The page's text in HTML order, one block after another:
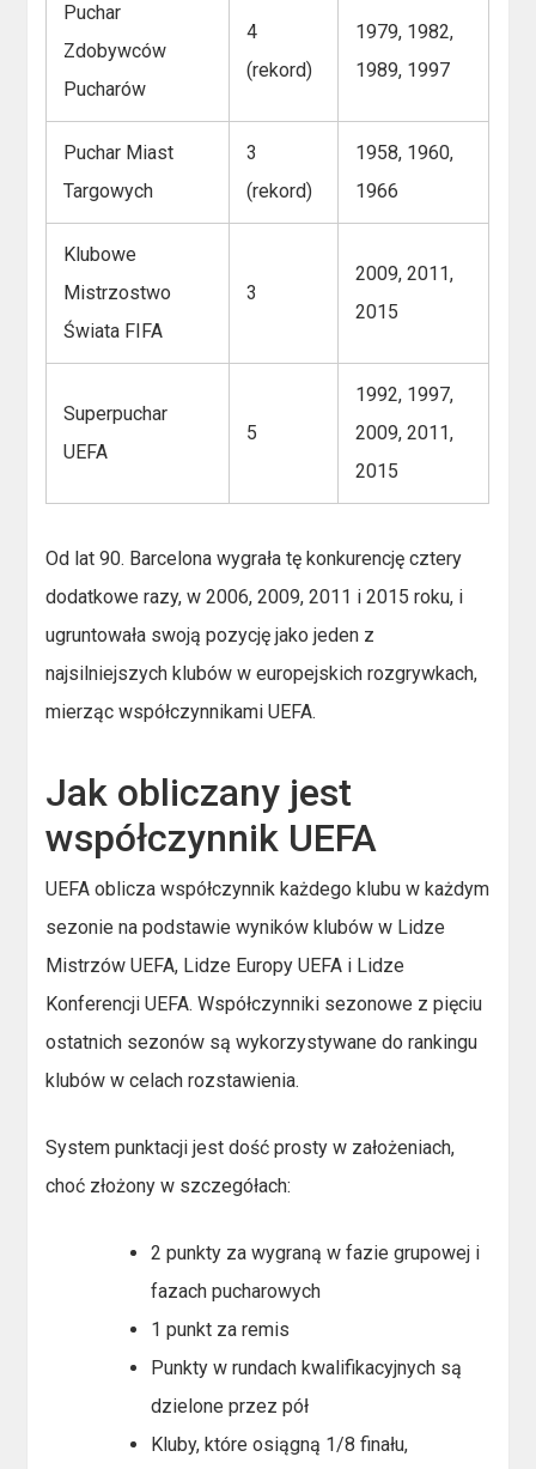
Puchar
Zdobywców
Pucharów
4
(rekord)
1979, 1982,
1989, 1997
Puchar Miast
Targowych
3
(rekord)
1958, 1960,
1966
Klubowe
Mistrzostwo
Świata FIFA
3
2009, 2011,
2015
Superpuchar
UEFA
5
1992, 1997,
2009, 2011,
2015
Od lat 90. Barcelona wygrała tę konkurencję cztery
dodatkowe razy, w 2006, 2009, 2011 i 2015 roku, i
ugruntowała swoją pozycję jako jeden z
najsilniejszych klubów w europejskich rozgrywkach,
mierząc współczynnikami UEFA.
Jak obliczany jest
współczynnik UEFA
UEFA oblicza współczynnik każdego klubu w każdym
sezonie na podstawie wyników klubów w Lidze
Mistrzów UEFA, Lidze Europy UEFA i Lidze
Konferencji UEFA. Współczynniki sezonowe z pięciu
ostatnich sezonów są wykorzystywane do rankingu
klubów w celach rozstawienia.
System punktacji jest dość prosty w założeniach,
choć złożony w szczegółach:
2 punkty za wygraną w fazie grupowej i
fazach pucharowych
1 punkt za remis
Punkty w rundach kwalifikacyjnych są
dzielone przez pół
Kluby, które osiągną 1/8 finału,